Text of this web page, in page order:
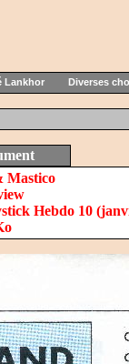
Lankhor Diverses
Mastico
Hebdo 10